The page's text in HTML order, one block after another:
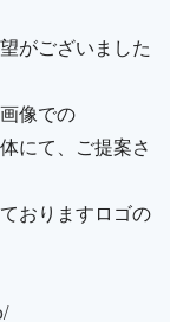
がございました
像での
にて、ご提案さ
おりますロゴの